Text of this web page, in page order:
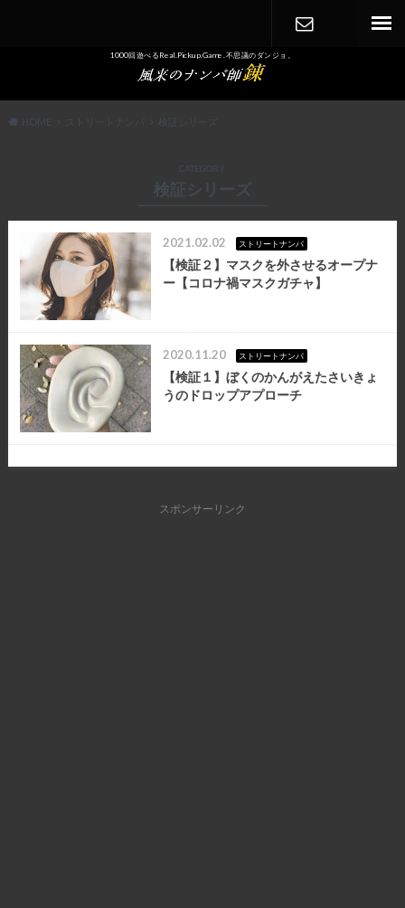
1000回遊べるReal.Pickup.Game. 不思議のダンジョ。
HOME ストリートナンパ
CATEGORY
検証シリーズ
2021.02.02 ストリートナンパ
【検証２】マスクを外させるオープナ
ー【コロナ禍マスクガチャ】
2020.11.20 ストリートナンパ
【検証１】ぼくのかんがえたさいきょ
うのドロップアプローチ
スポンサーリンク